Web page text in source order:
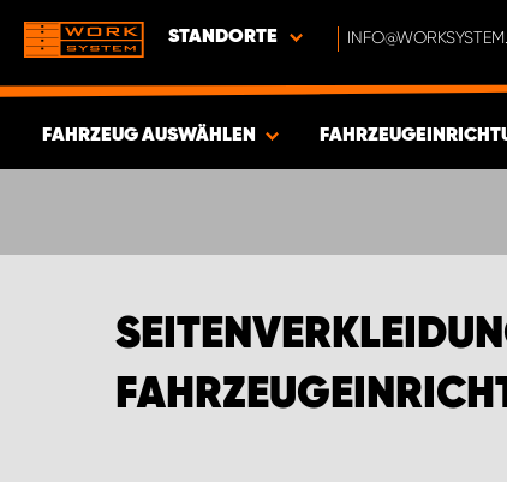
STANDORTE
FAHRZEUG AUSWÄHLEN
ARTIKEL